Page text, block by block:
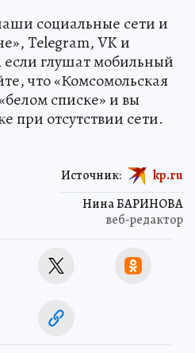
социальные сети и
Telegram, VK и
глушат мобильный
что «Комсомольская
списке» и вы
при отсутствии сети.
Нина БАРИНОВА
веб-редактор
Источник: kp.ru